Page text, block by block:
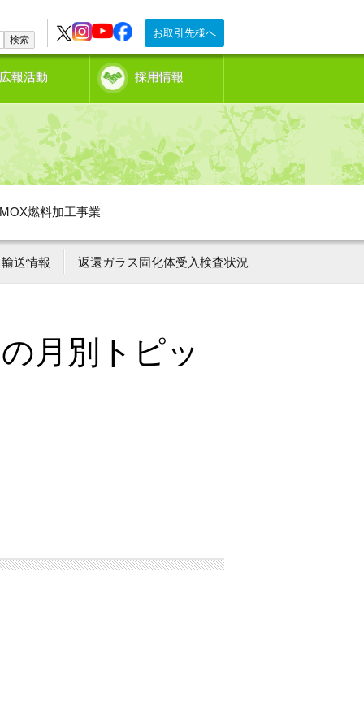
お取引先様へ
検索
広報活動 採用情報
MOX燃料加工事業
輸送情報 返還ガラス固化体受入検査状況
月別トピッ